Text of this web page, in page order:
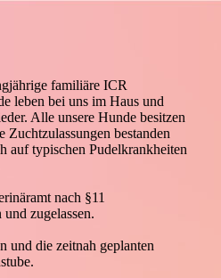
familiäre ICR
leben bei uns im Haus und
Alle unsere Hunde besitzen
Zuchtzulassungen bestanden
auf typischen Pudelkrankheiten
nach §11
zugelassen.
und die zeitnah geplanten